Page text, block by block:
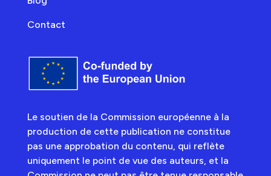
Contact
Le soutien de la Commission européenne à la
production de cette publication ne constitue
pas une approbation du contenu, qui reflète
uniquement le point de vue des auteurs, et la